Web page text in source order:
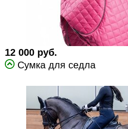
12 000 руб.
Сумка для седла